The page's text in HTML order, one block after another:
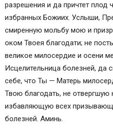
разрешения и да причтет плод
избранных Божиих. Услыши,
смиренную мольбу мою и
оком Твоея благодати; не
великое милосердие и осени
Исцелительница болезней, да
себе, что Ты — Матерь
Твою благодать, не
избавляющую всех
болезней. Аминь.